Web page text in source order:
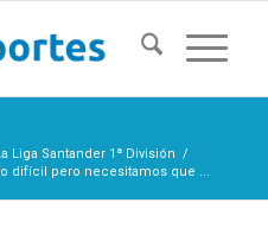
Liga Santander 1ª División /
difícil pero necesitamos que ...